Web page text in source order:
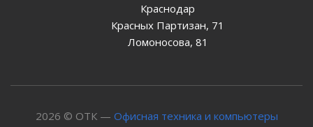
Краснодар
Красных Партизан, 71
Ломоносова, 81
2026 © ОТК — Офисная техника и компьютеры